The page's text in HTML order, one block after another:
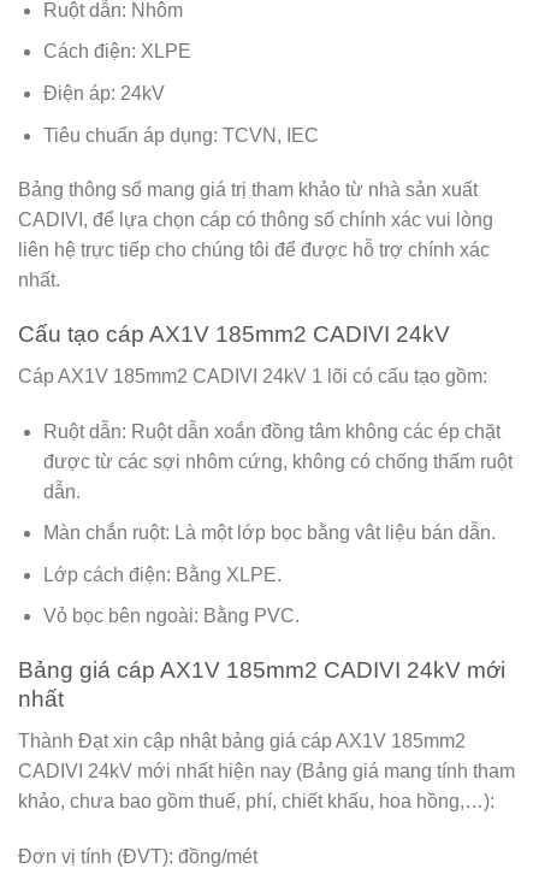
Ruột dẫn: Nhôm
Cách điện: XLPE
Điện áp: 24kV
Tiêu chuẩn áp dụng: TCVN, IEC
Bảng thông số mang giá trị tham khảo từ nhà sản xuất
CADIVI, để lựa chọn cáp có thông số chính xác vui lòng
liên hệ trực tiếp cho chúng tôi để được hỗ trợ chính xác
nhất.
Cấu tạo cáp AX1V 185mm2 CADIVI 24kV
Cáp AX1V 185mm2 CADIVI 24kV 1 lõi có cấu tạo gồm:
Ruột dẫn: Ruột dẫn xoắn đồng tâm không các ép chặt
được từ các sợi nhôm cứng, không có chống thấm ruột
dẫn.
Màn chắn ruột: Là một lớp bọc bằng vât liệu bán dẫn.
Lớp cách điện: Bằng XLPE.
Vỏ bọc bên ngoài: Bằng PVC.
Bảng giá cáp AX1V 185mm2 CADIVI 24kV mới
nhất
Thành Đạt xin cập nhật bảng giá cáp AX1V 185mm2
CADIVI 24kV mới nhất hiện nay (Bảng giá mang tính tham
khảo, chưa bao gồm thuế, phí, chiết khấu, hoa hồng,…):
Đơn vị tính (ĐVT): đồng/mét